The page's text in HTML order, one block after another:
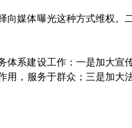
向媒体曝光这种方式维权。
系建设工作：一是加大宣
，服务于群众；三是加大